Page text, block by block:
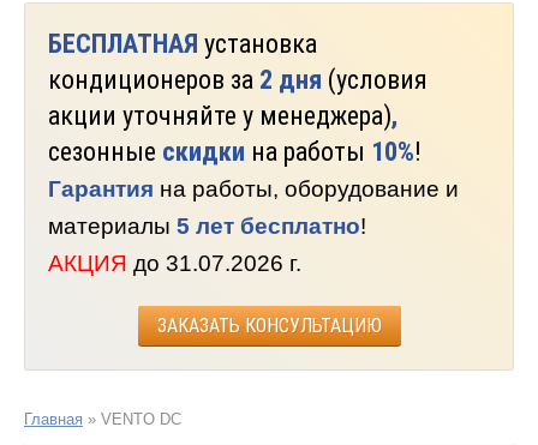
БЕСПЛАТНАЯ установка
кондиционеров за 2 дня (условия
акции уточняйте у менеджера),
сезонные скидки на работы 10%!
Гарантия на работы, оборудование и
материалы 5 лет бесплатно!
АКЦИЯ до 31.07.2026 г.
ЗАКАЗАТЬ КОНСУЛЬТАЦИЮ
Главная » VENTO DC